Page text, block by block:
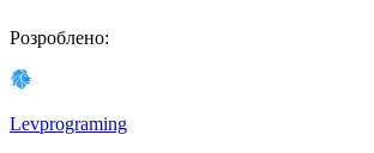
Розроблено:
Levprograming